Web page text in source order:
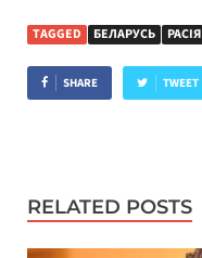
TAGGED БЕЛАРУСЬ РАСІЯ
SHARE TWEET
RELATED POSTS